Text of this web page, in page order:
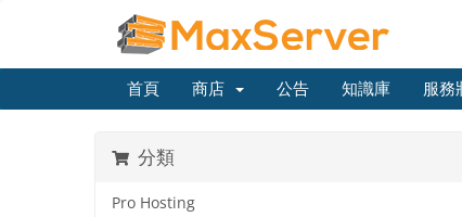
首頁 商店 公告 知識庫 服務
分類
Pro Hosting